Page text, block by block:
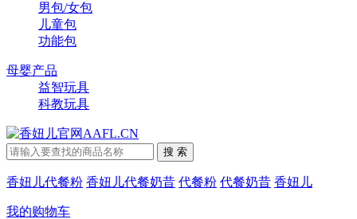
男包/女包
儿童包
功能包
母婴产品
益智玩具
科教玩具
香妞儿代餐粉 香妞儿代餐奶昔 代餐粉 代餐奶昔 香妞儿
我的购物车